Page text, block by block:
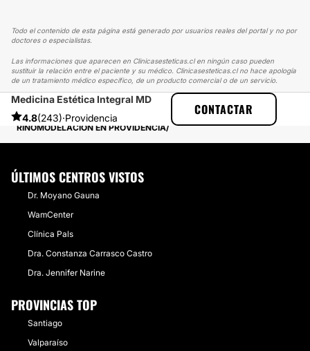
Todo el contenido de esta página está generado por usuarios reales del portal y no por
doctores o especialistas.
Las informaciones que aparecen en Clinicasesteticas.cl en ningún caso pueden
sustituir la relación entre el paciente y su médico. Clinicasesteticas.cl no hace apología
de un tratamiento médico específico, de un producto comercial o de un servicio.
Medicina Estética Integral MD
4.8(243)·Providencia
CONTACTAR
CLINICASESTETICAS
EXPERIENCIAS
EXPERIENCIAS SOBRE RINOMODELACIÓN
RINOMODELACIÓN EN PROVIDENCIA
ÚLTIMOS CENTROS VISTOS
Dr. Moyano Gauna
WamCenter
Clínica Pals
Dra. Constanza Carrasco Castro
Dra. Jennifer Narine
PROVINCIAS TOP
Santiago
Valparaíso